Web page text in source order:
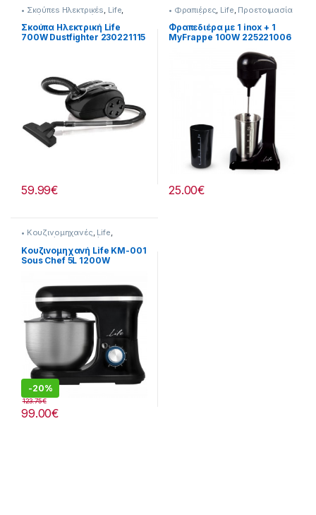
• Σκούπεs Ηλεκτρικέs Life
Σκούπισμα & Καθάρισμα
Σκούπα Ηλεκτρική Life
700W Dustfighter 230221115
59.99€
• Φραπιέρες Life Προετοιμασία
Πρωινού
Φραπεδιέρα με 1 inox + 1
MyFrappe 100W 225221006
25.00€
• Κουζινομηχανές, Life,
Προτεινόμενα προϊόντα
Κουζινομηχανή Life KM-001
Sous Chef 5L 1200W
-20%
99.00€
123.75€